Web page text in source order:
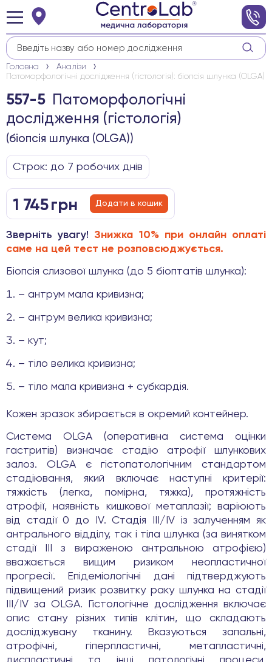
Головна
Аналізи
Патоморфологічні дослідження (гістологія): біопсія шлунка (OLGA)
557-5 Патоморфологічні
дослідження (гістологія)
(біопсія шлунка (OLGA))
Строк: до 7 робочих днів
1 745грн Додати в кошик
Зверніть увагу! Знижка 10% при онлайн оплаті
саме на цей тест не розповсюджується.
Біопсія слизової шлунка (до 5 біоптатів шлунка):
– антрум мала кривизна;
– антрум велика кривизна;
– кут;
– тіло велика кривизна;
– тіло мала кривизна + субкардія.
Кожен зразок збирається в окремий контейнер.
Система OLGA (​​оперативна система оцінки
гастритів) визначає стадію атрофії шлункових
залоз. OLGA є гістопатологічним стандартом
стадіювання, який включає наступні критерії:
тяжкість (легка, помірна, тяжка), протяжність
атрофії, наявність кишкової метаплазії; варіюють
від стадії 0 до IV. Стадія III/IV із залученням як
антрального відділу, так і тіла шлунка (за винятком
стадії III з вираженою антральною атрофією)
вважається вищим ризиком неопластичної
прогресії. Епідеміологічні дані підтверджують
підвищений ризик розвитку раку шлунка на стадії
III/IV за OLGA. Гістологічне дослідження включає
опис стану різних типів клітин, що складають
досліджувану тканину. Вказуються запальні,
атрофічні, гіперпластичні, метапластичні,